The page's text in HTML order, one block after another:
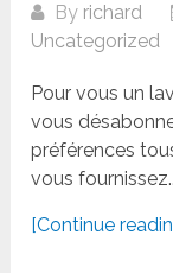
By richard
Uncategorized
Pour vous un
vous
préférences
vous
[Continue